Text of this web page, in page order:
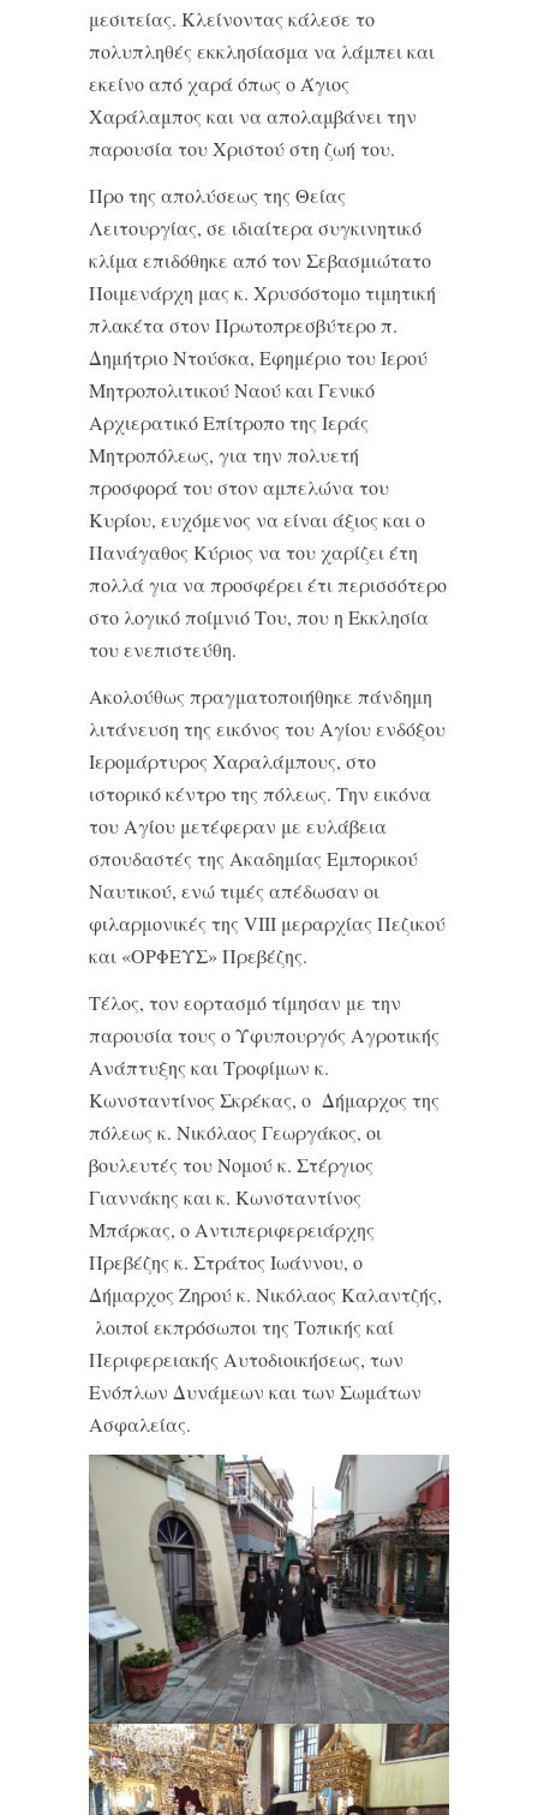
μεσιτείας. Κλείνοντας κάλεσε το
πολυπληθές εκκλησίασμα να λάμπει και
εκείνο από χαρά όπως ο Άγιος
Χαράλαμπος και να απολαμβάνει την
παρουσία του Χριστού στη ζωή του.
Προ της απολύσεως της Θείας
Λειτουργίας, σε ιδιαίτερα συγκινητικό
κλίμα επιδόθηκε από τον Σεβασμιώτατο
Ποιμενάρχη μας κ. Χρυσόστομο τιμητική
πλακέτα στον Πρωτοπρεσβύτερο π.
Δημήτριο Ντούσκα, Εφημέριο του Ιερού
Μητροπολιτικού Ναού και Γενικό
Αρχιερατικό Επίτροπο της Ιεράς
Μητροπόλεως, για την πολυετή
προσφορά του στον αμπελώνα του
Κυρίου, ευχόμενος να είναι άξιος και ο
Πανάγαθος Κύριος να του χαρίζει έτη
πολλά για να προσφέρει έτι περισσότερο
στο λογικό ποίμνιό Του, που η Εκκλησία
του ενεπιστεύθη.
Ακολούθως πραγματοποιήθηκε πάνδημη
λιτάνευση της εικόνος του Αγίου ενδόξου
Ιερομάρτυρος Χαραλάμπους, στο
ιστορικό κέντρο της πόλεως. Την εικόνα
του Αγίου μετέφεραν με ευλάβεια
σπουδαστές της Ακαδημίας Εμπορικού
Ναυτικού, ενώ τιμές απέδωσαν οι
φιλαρμονικές της VIII μεραρχίας Πεζικού
και «ΟΡΦΕΥΣ» Πρεβέζης.
Τέλος, τον εορτασμό τίμησαν με την
παρουσία τους ο Υφυπουργός Αγροτικής
Ανάπτυξης και Τροφίμων κ.
Κωνσταντίνος Σκρέκας, ο Δήμαρχος της
πόλεως κ. Νικόλαος Γεωργάκος, οι
βουλευτές του Νομού κ. Στέργιος
Γιαννάκης και κ. Κωνσταντίνος
Μπάρκας, ο Αντιπεριφερειάρχης
Πρεβέζης κ. Στράτος Ιωάννου, ο
Δήμαρχος Ζηρού κ. Νικόλαος Καλαντζής,
λοιποί εκπρόσωποι της Τοπικής καί
Περιφερειακής Αυτοδιοικήσεως, των
Ενόπλων Δυνάμεων και των Σωμάτων
Ασφαλείας.